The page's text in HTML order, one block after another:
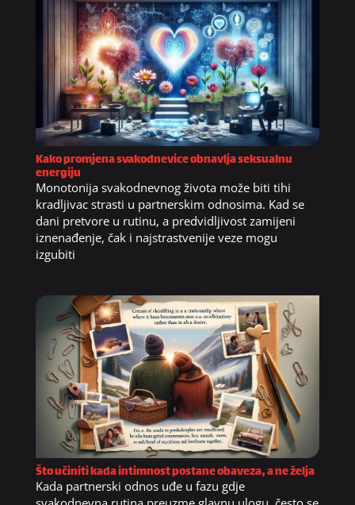
Kako promjena svakodnevice obnavlja seksualnu
energiju
Monotonija svakodnevnog života može biti tihi
kradljivac strasti u partnerskim odnosima. Kad se
dani pretvore u rutinu, a predvidljivost zamijeni
iznenađenje, čak i najstrastvenije veze mogu
izgubiti
Što učiniti kada intimnost postane obaveza, a ne želja
Kada partnerski odnos uđe u fazu gdje